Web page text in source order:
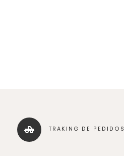
TRAKING DE PEDIDOS